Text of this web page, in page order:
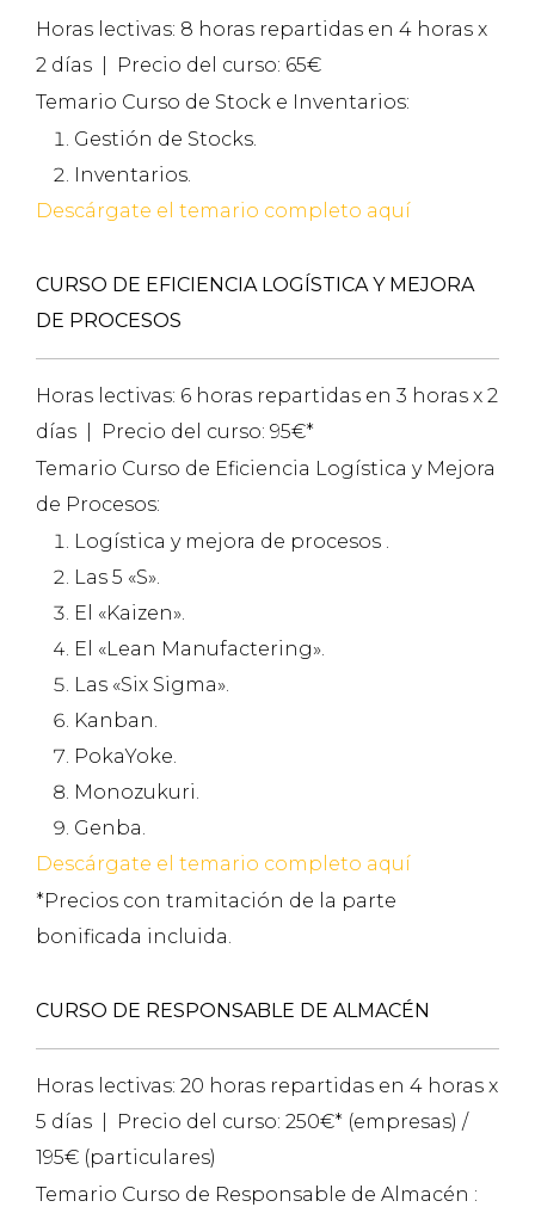
Horas lectivas: 8 horas repartidas en 4 horas x
2 días | Precio del curso: 65€
Temario Curso de Stock e Inventarios:
Gestión de Stocks.
Inventarios.
Descárgate el temario completo aquí
CURSO DE EFICIENCIA LOGÍSTICA Y MEJORA
DE PROCESOS
Horas lectivas: 6 horas repartidas en 3 horas x 2
días | Precio del curso: 95€*
Temario Curso de Eficiencia Logística y Mejora
de Procesos:
Logística y mejora de procesos .
Las 5 «S».
El «Kaizen».
El «Lean Manufactering».
Las «Six Sigma».
Kanban.
PokaYoke.
Monozukuri.
Genba.
Descárgate el temario completo aquí
*Precios con tramitación de la parte
bonificada incluida.
CURSO DE RESPONSABLE DE ALMACÉN
Horas lectivas: 20 horas repartidas en 4 horas x
5 días | Precio del curso: 250€* (empresas) /
195€ (particulares)
Temario Curso de Responsable de Almacén :